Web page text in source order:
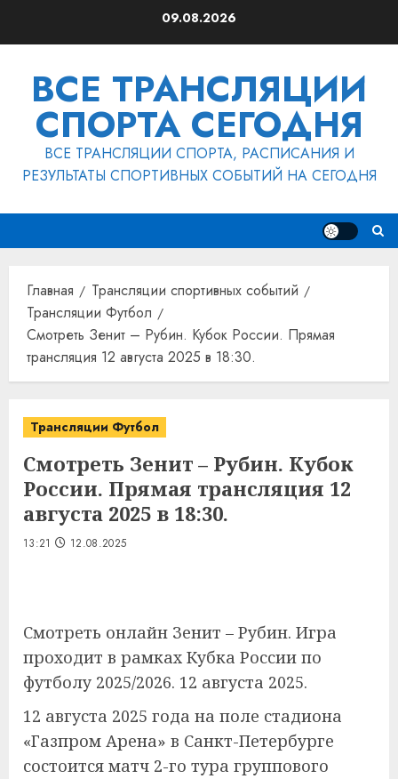
09.08.2026
ВСЕ ТРАНСЛЯЦИИ
СПОРТА СЕГОДНЯ
ВСЕ ТРАНСЛЯЦИИ СПОРТА, РАСПИСАНИЯ И
РЕЗУЛЬТАТЫ СПОРТИВНЫХ СОБЫТИЙ НА СЕГОДНЯ
Главная
Трансляции спортивных событий
Трансляции Футбол
Смотреть Зенит – Рубин. Кубок России. Прямая
трансляция 12 августа 2025 в 18:30.
Трансляции Футбол
Смотреть Зенит – Рубин. Кубок
России. Прямая трансляция 12
августа 2025 в 18:30.
13:21 12.08.2025
Смотреть онлайн Зенит – Рубин. Игра
проходит в рамках Кубка России по
футболу 2025/2026. 12 августа 2025.
12 августа 2025 года на поле стадиона
«Газпром Арена» в Санкт-Петербурге
состоится матч 2-го тура группового